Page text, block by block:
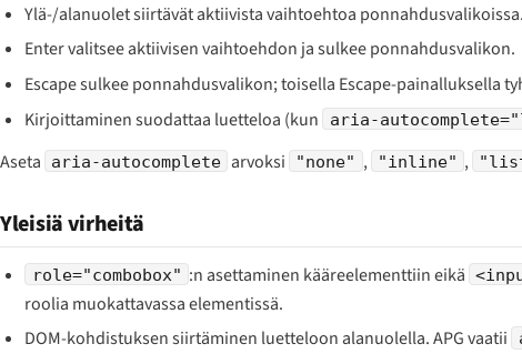
Ylä-/alanuolet siirtävät aktiivista vaihtoehtoa ponnahdusvalikoissa.
Enter valitsee aktiivisen vaihtoehdon ja sulkee ponnahdusvalikon.
Escape sulkee ponnahdusvalikon; toisella Escape-painalluksella
Kirjoittaminen suodattaa luetteloa (kun
aria-
Aseta
aria-autocomplete arvoksi "none" , "inline" ,
Yleisiä virheitä
role="combobox" :n asettaminen kääreelementtiin eikä
roolia muokattavassa elementissä.
DOM-kohdistuksen siirtäminen luetteloon alanuolella. APG vaatii